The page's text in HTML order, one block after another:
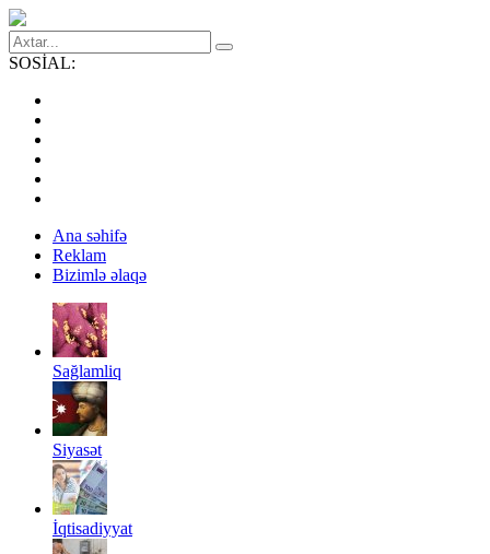
SOSİAL:
Ana səhifə
Reklam
Bizimlə əlaqə
Sağlamliq
Siyasət
İqtisadiyyat